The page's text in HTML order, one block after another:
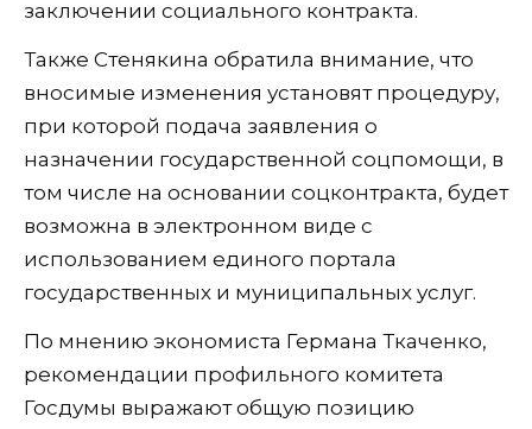
заключении социального контракта.
Также Стенякина обратила внимание, что
вносимые изменения установят процедуру,
при которой подача заявления о
назначении государственной соцпомощи, в
том числе на основании соцконтракта, будет
возможна в электронном виде с
использованием единого портала
государственных и муниципальных услуг.
По мнению экономиста Германа Ткаченко,
рекомендации профильного комитета
Госдумы выражают общую позицию